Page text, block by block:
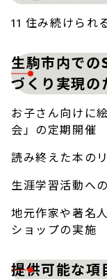
11 住み続けられ
生駒市内での
づくり実現の
お子さん向けに
会」の定期開催
読み終えた本の
生涯学習活動へ
地元作家や著名
ショップの実施
提供可能な項